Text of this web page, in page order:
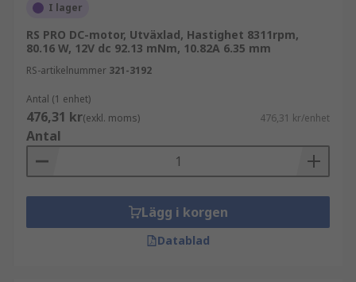
I lager
RS PRO DC-motor, Utväxlad, Hastighet 8311rpm,
80.16 W, 12V dc 92.13 mNm, 10.82A 6.35 mm
RS-artikelnummer 321-3192
Antal (1 enhet)
476,31 kr(exkl. moms) 476,31 kr/enhet
Antal
Lägg i korgen
Datablad